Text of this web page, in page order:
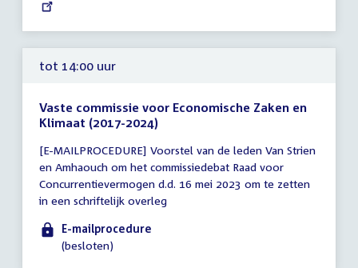
tot 14:00 uur
Vaste commissie voor Economische Zaken en
Klimaat (2017-2024)
vergadering
tot
14:00
uur
[E-MAILPROCEDURE] Voorstel van de leden Van Strien
en Amhaouch om het commissiedebat Raad voor
Concurrentievermogen d.d. 16 mei 2023 om te zetten
in een schriftelijk overleg
E-mailprocedure
(besloten)